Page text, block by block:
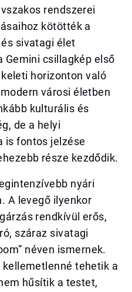
rendszerei
kötötték a
sivatagi élet
Gemini csillagkép első
horizonton való
városi életben
kulturális és
de a helyi
is fontos jelzése
része kezdődik.
nyári
A levegő ilyenkor
rendkívül erős,
száraz sivatagi
néven ismernek.
kellemetlenné tehetik a
hűsítik a testet,